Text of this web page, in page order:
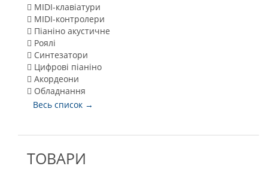
MIDI-клавіатури
MIDI-контролери
Піаніно акустичне
Роялі
Синтезатори
Цифрові піаніно
Акордеони
Обладнання
Весь список →
ТОВАРИ